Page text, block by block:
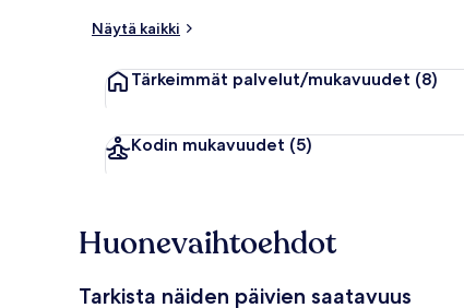
Näytä kaikki
Tärkeimmät palvelut/mukavuudet (8)
Kodin mukavuudet (5)
Huonevaihtoehdot
Tarkista näiden päivien saatavuus